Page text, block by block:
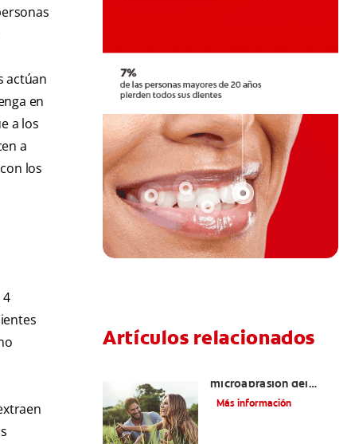
actúan
en
a los
a
los
Artículos relacionados
microabrasión del
esmalte?
Más información